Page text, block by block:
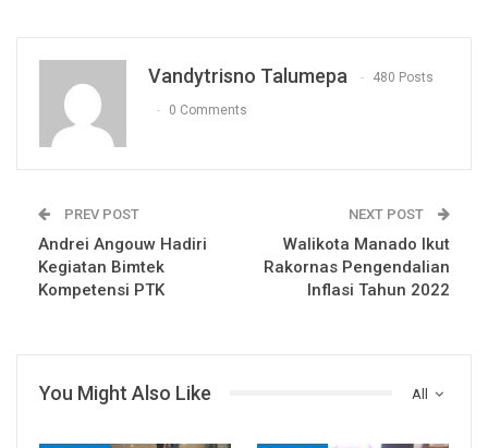
Vandytrisno Talumepa 480 Posts
0 Comments
PREV POST
Andrei Angouw Hadiri
Kegiatan Bimtek
Kompetensi PTK
NEXT POST
Walikota Manado Ikut
Rakornas Pengendalian
Inflasi Tahun 2022
All
You Might Also Like